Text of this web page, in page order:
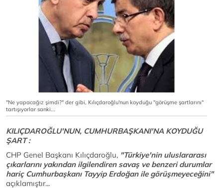
"Ne yapacağız şimdi?" der gibi, Kılıçdaroğlu'nun koyduğu "görüşme şartlarını"
tartışıyorlar sanki...
KILIÇDAROĞLU'NUN, CUMHURBAŞKANI'NA KOYDUĞU
ŞART :
CHP Genel Başkanı Kılıçdaroğlu, "Türkiye'nin uluslararası
çıkarlarını yakından ilgilendiren savaş ve benzeri durumlar
hariç Cumhurbaşkanı Tayyip Erdoğan ile görüşmeyeceğini"
açıklamıştır...